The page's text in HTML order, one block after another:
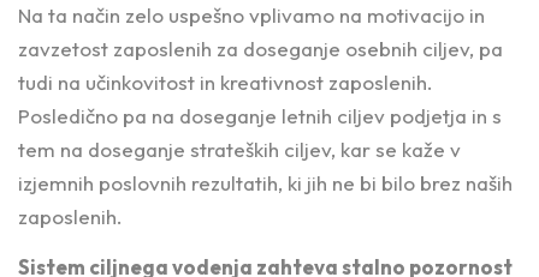
Na ta način zelo uspešno vplivamo na motivacijo in
zavzetost zaposlenih za doseganje osebnih ciljev, pa
tudi na učinkovitost in kreativnost zaposlenih.
Posledično pa na doseganje letnih ciljev podjetja in s
tem na doseganje strateških ciljev, kar se kaže v
izjemnih poslovnih rezultatih, ki jih ne bi bilo brez naših
zaposlenih.
Sistem ciljnega vodenja zahteva stalno pozornost